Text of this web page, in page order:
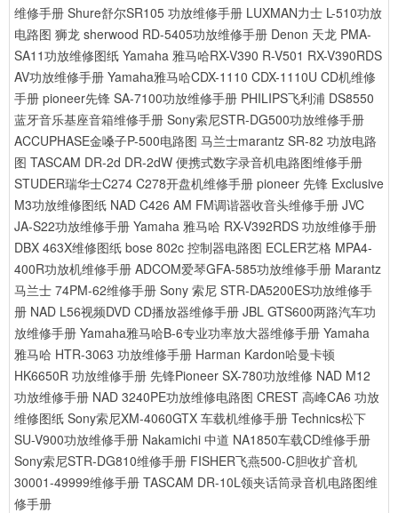
维修手册 Shure舒尔SR105 功放维修手册 LUXMAN力士 L-510功放
电路图 狮龙 sherwood RD-5405功放维修手册 Denon 天龙 PMA-
SA11功放维修图纸 Yamaha 雅马哈RX-V390 R-V501 RX-V390RDS
AV功放维修手册 Yamaha雅马哈CDX-1110 CDX-1110U CD机维修
手册 pioneer先锋 SA-7100功放维修手册 PHILIPS飞利浦 DS8550
蓝牙音乐基座音箱维修手册 Sony索尼STR-DG500功放维修手册
ACCUPHASE金嗓子P-500电路图 马兰士marantz SR-82 功放电路
图 TASCAM DR-2d DR-2dW 便携式数字录音机电路图维修手册
STUDER瑞华士C274 C278开盘机维修手册 pioneer 先锋 Exclusive
M3功放维修图纸 NAD C426 AM FM调谐器收音头维修手册 JVC
JA-S22功放维修手册 Yamaha 雅马哈 RX-V392RDS 功放维修手册
DBX 463X维修图纸 bose 802c 控制器电路图 ECLER艺格 MPA4-
400R功放机维修手册 ADCOM爱琴GFA-585功放维修手册 Marantz
马兰士 74PM-62维修手册 Sony 索尼 STR-DA5200ES功放维修手
册 NAD L56视频DVD CD播放器维修手册 JBL GTS600两路汽车功
放维修手册 Yamaha雅马哈B-6专业功率放大器维修手册 Yamaha
雅马哈 HTR-3063 功放维修手册 Harman Kardon哈曼卡顿
HK6650R 功放维修手册 先锋Pioneer SX-780功放维修 NAD M12
功放维修手册 NAD 3240PE功放维修电路图 CREST 高峰CA6 功放
维修图纸 Sony索尼XM-4060GTX 车载机维修手册 Technics松下
SU-V900功放维修手册 Nakamichi 中道 NA1850车载CD维修手册
Sony索尼STR-DG810维修手册 FISHER飞燕500-C胆收扩音机
30001-49999维修手册 TASCAM DR-10L领夹话筒录音机电路图维
修手册